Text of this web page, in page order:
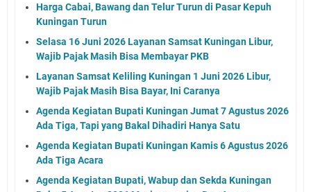
Harga Cabai, Bawang dan Telur Turun di Pasar Kepuh
Kuningan Turun
Selasa 16 Juni 2026 Layanan Samsat Kuningan Libur,
Wajib Pajak Masih Bisa Membayar PKB
Layanan Samsat Keliling Kuningan 1 Juni 2026 Libur,
Wajib Pajak Masih Bisa Bayar, Ini Caranya
Agenda Kegiatan Bupati Kuningan Jumat 7 Agustus 2026
Ada Tiga, Tapi yang Bakal Dihadiri Hanya Satu
Agenda Kegiatan Bupati Kuningan Kamis 6 Agustus 2026
Ada Tiga Acara
Agenda Kegiatan Bupati, Wabup dan Sekda Kuningan